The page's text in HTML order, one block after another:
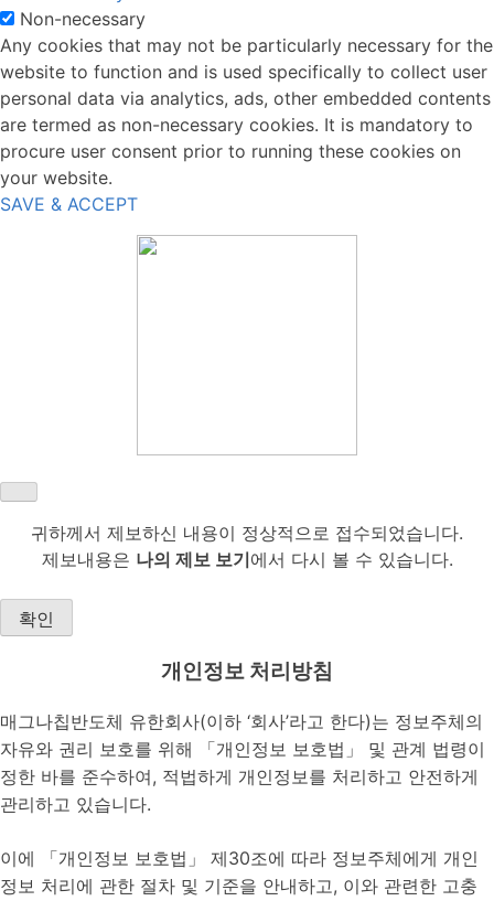
Non-necessary
Any cookies that may not be particularly necessary for the
website to function and is used specifically to collect user
personal data via analytics, ads, other embedded contents
are termed as non-necessary cookies. It is mandatory to
procure user consent prior to running these cookies on
your website.
SAVE & ACCEPT
귀하께서 제보하신 내용이 정상적으로 접수되었습니다.
제보내용은 나의 제보 보기에서 다시 볼 수 있습니다.
확인
개인정보 처리방침
매그나칩반도체 유한회사(이하 ‘회사’라고 한다)는 정보주체의
자유와 권리 보호를 위해 「개인정보 보호법」 및 관계 법령이
정한 바를 준수하여, 적법하게 개인정보를 처리하고 안전하게
관리하고 있습니다.
이에 「개인정보 보호법」 제30조에 따라 정보주체에게 개인
정보 처리에 관한 절차 및 기준을 안내하고, 이와 관련한 고충